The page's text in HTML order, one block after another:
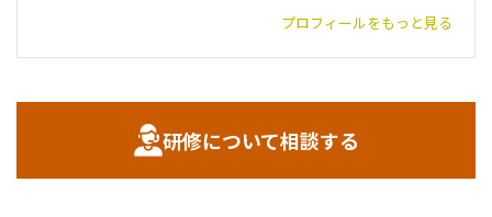
プロフィールをもっと見る
研修について相談する